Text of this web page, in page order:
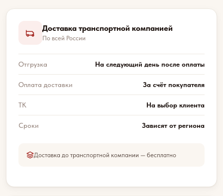
Доставка транспортной компанией
По всей России
Отгрузка На следующий день после оплаты
Оплата доставки За счёт покупателя
ТК На выбор клиента
Сроки Зависят от региона
Доставка до транспортной компании — бесплатно